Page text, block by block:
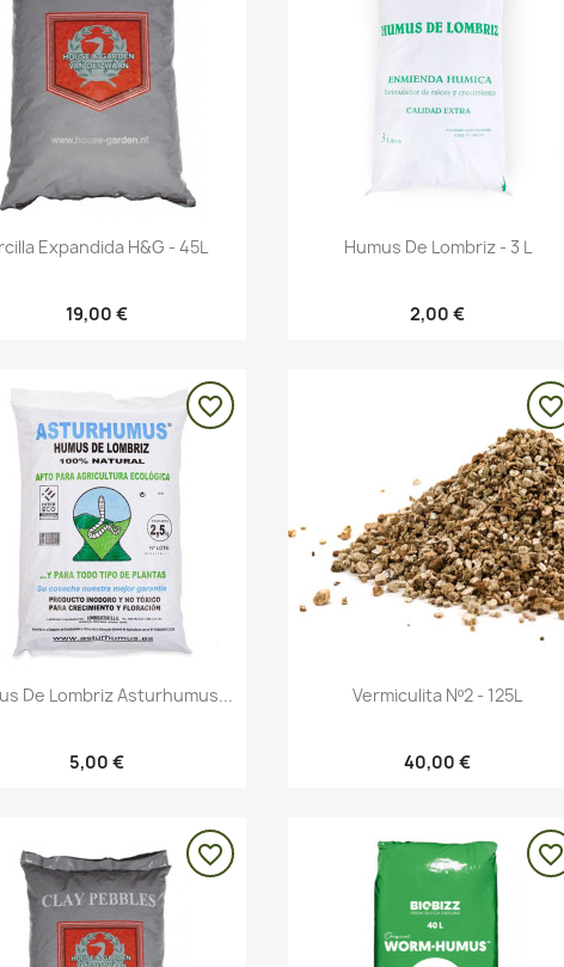
Vista rápida
Expandida H&G - 45L
19,00 €
Vista rápida
Humus De Lombriz - 3 L
2,00 €
Vista rápida
De Lombriz Asturhumus...
5,00 €
favorite_border
Vista rápida
Vermiculita Nº2 - 125L
40,00 €
favorite_border
favorite_border favorite_border